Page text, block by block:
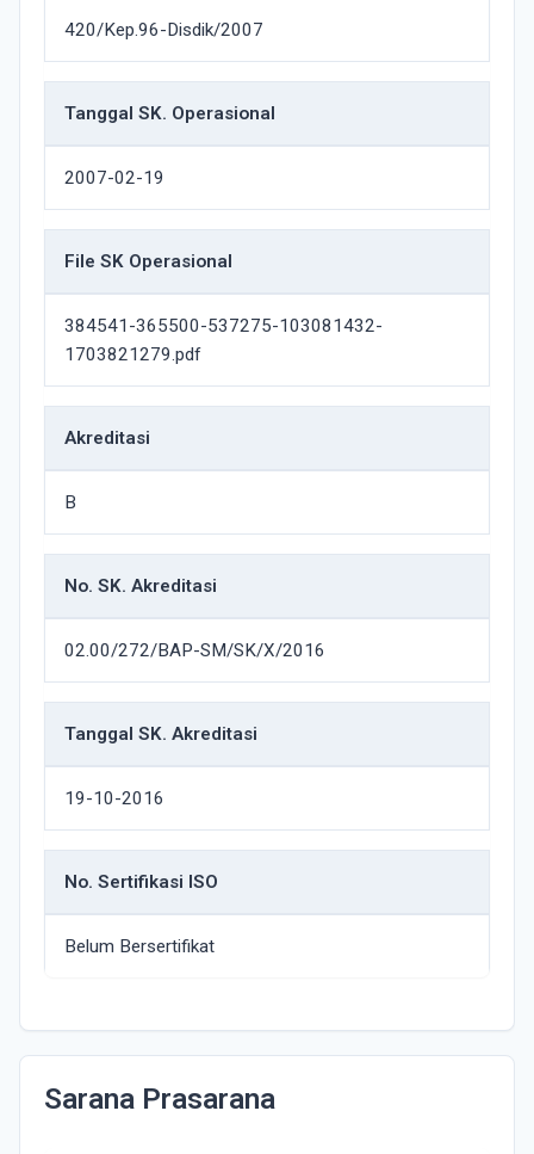
420/Kep.96-Disdik/2007
Tanggal SK. Operasional
2007-02-19
File SK Operasional
384541-365500-537275-103081432-
1703821279.pdf
Akreditasi
B
No. SK. Akreditasi
02.00/272/BAP-SM/SK/X/2016
Tanggal SK. Akreditasi
19-10-2016
No. Sertifikasi ISO
Belum Bersertifikat
Sarana Prasarana